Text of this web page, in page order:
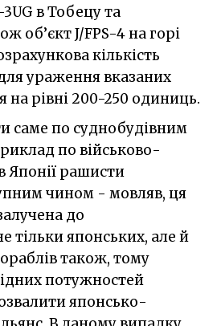
в Тобецу та
об’єкт J/FPS-4 на горі
кількість
ураження вказаних
на рівні 200-250 одиниць.
саме по суднобудівним
по військово-
Японії рашисти
чином - мовляв, ця
до
тільки японських, але й
також, тому
потужностей
японсько-